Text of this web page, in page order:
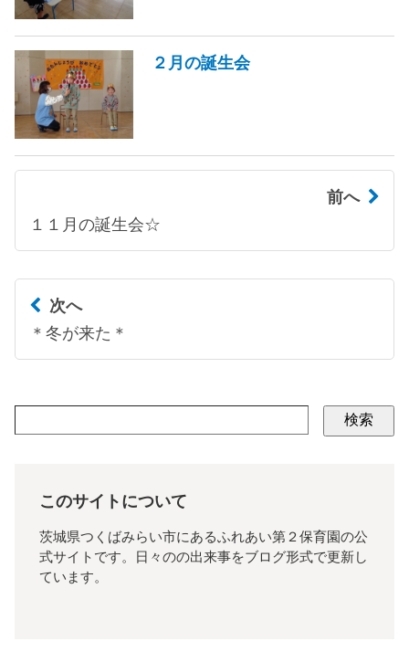
２月の誕生会
前へ
１１月の誕生会☆
次へ
＊冬が来た＊
検索
このサイトについて
茨城県つくばみらい市にあるふれあい第２保育園の公
式サイトです。日々のの出来事をブログ形式で更新し
ています。